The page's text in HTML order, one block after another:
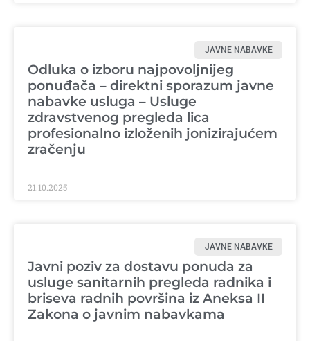
JAVNE NABAVKE
Odluka o izboru najpovoljnijeg
ponuđača – direktni sporazum javne
nabavke usluga – Usluge
zdravstvenog pregleda lica
profesionalno izloženih jonizirajućem
zračenju
21.10.2025
JAVNE NABAVKE
Javni poziv za dostavu ponuda za
usluge sanitarnih pregleda radnika i
briseva radnih površina iz Aneksa II
Zakona o javnim nabavkama